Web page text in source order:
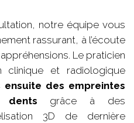
notre équipe vous
rassurant, à l’écoute
Le praticien
clinique et radiologique
ensuite des empreintes
dents grâce à des
3D de dernière